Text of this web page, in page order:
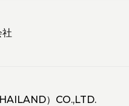
社
）CO.,LTD.